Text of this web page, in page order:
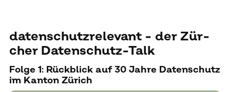
da­ten­schutz­re­le­vant - der Zür­
cher Da­ten­schutz-Talk
Folge 1: Rückblick auf 30 Jahre Datenschutz
im Kanton Zürich